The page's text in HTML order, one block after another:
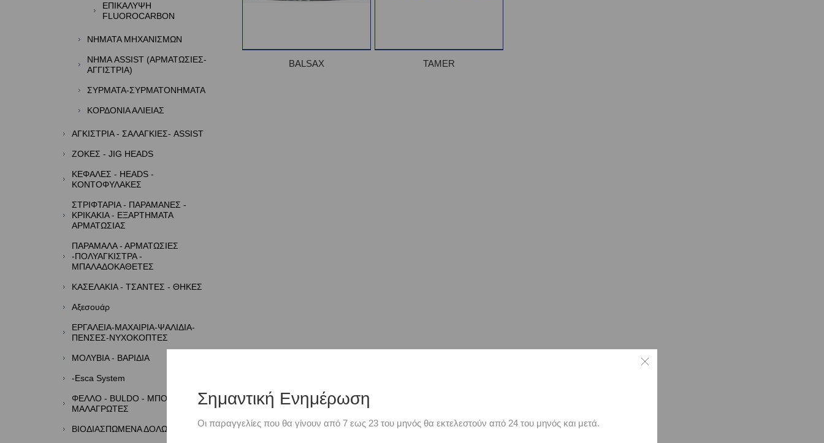
BALSAX TAMER
ΕΠΙΚΑΛΥΨΗ
FLUOROCARBON
ΝΗΜΑΤΑ ΜΗΧΑΝΙΣΜΩΝ
ΝΗΜΑ ASSIST (ΑΡΜΑΤΩΣΙΕΣ-
ΑΓΓΙΣΤΡΙΑ)
ΣΥΡΜΑΤΑ-ΣΥΡΜΑΤΟΝΗΜΑΤΑ
ΚΟΡΔΟΝΙΑ ΑΛΙΕΙΑΣ
ΑΓΚΙΣΤΡΙΑ - ΣΑΛΑΓΚΙΕΣ- ASSIST
ΖΟΚΕΣ - JIG HEADS
ΚΕΦΑΛΕΣ - HEADS -
ΚΟΝΤΟΦΥΛΑΚΕΣ
ΣΤΡΙΦΤΑΡΙΑ - ΠΑΡΑΜΑΝΕΣ -
ΚΡΙΚΑΚΙΑ - ΕΞΑΡΤΗΜΑΤΑ
ΑΡΜΑΤΩΣΙΑΣ
ΠΑΡΑΜΑΛΑ - ΑΡΜΑΤΩΣΙΕΣ
-ΠΟΛΥΑΓΚΙΣΤΡΑ -
ΜΠΑΛΑΔΟΚΑΘΕΤΕΣ
ΚΑΣΕΛΑΚΙΑ - ΤΣΑΝΤΕΣ - ΘΗΚΕΣ
Αξεσουάρ
ΕΡΓΑΛΕΙΑ-ΜΑΧΑΙΡΙΑ-ΨΑΛΙΔΙΑ-
ΠΕΝΣΕΣ-ΝΥΧΟΚΟΠΤΕΣ
ΜΟΛΥΒΙΑ - ΒΑΡΙΔΙΑ
-Esca System
ΦΕΛΛΟ - BULDO - ΜΠΟΡΜΠΑΔΕΣ -
ΜΑΛΑΓΡΩΤΕΣ
ΒΙΟΔΙΑΣΠΩΜΕΝΑ ΔΟΛΩΜΑΤΑ
Σημαντική Ενημέρωση
Οι παραγγελίες που θα γίνουν από 7 εως 23 του μηνός θα εκτελεστούν από 24 του μηνός και μετά.